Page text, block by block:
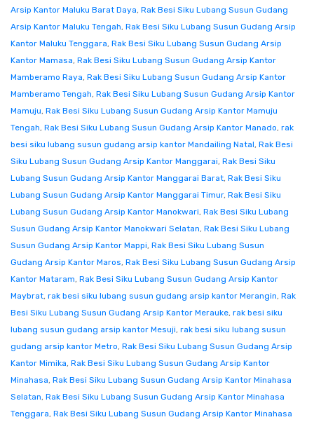
Arsip Kantor Maluku Barat Daya, Rak Besi Siku Lubang Susun Gudang
Arsip Kantor Maluku Tengah, Rak Besi Siku Lubang Susun Gudang Arsip
Kantor Maluku Tenggara, Rak Besi Siku Lubang Susun Gudang Arsip
Kantor Mamasa, Rak Besi Siku Lubang Susun Gudang Arsip Kantor
Mamberamo Raya, Rak Besi Siku Lubang Susun Gudang Arsip Kantor
Mamberamo Tengah, Rak Besi Siku Lubang Susun Gudang Arsip Kantor
Mamuju, Rak Besi Siku Lubang Susun Gudang Arsip Kantor Mamuju
Tengah, Rak Besi Siku Lubang Susun Gudang Arsip Kantor Manado, rak
besi siku lubang susun gudang arsip kantor Mandailing Natal, Rak Besi
Siku Lubang Susun Gudang Arsip Kantor Manggarai, Rak Besi Siku
Lubang Susun Gudang Arsip Kantor Manggarai Barat, Rak Besi Siku
Lubang Susun Gudang Arsip Kantor Manggarai Timur, Rak Besi Siku
Lubang Susun Gudang Arsip Kantor Manokwari, Rak Besi Siku Lubang
Susun Gudang Arsip Kantor Manokwari Selatan, Rak Besi Siku Lubang
Susun Gudang Arsip Kantor Mappi, Rak Besi Siku Lubang Susun
Gudang Arsip Kantor Maros, Rak Besi Siku Lubang Susun Gudang Arsip
Kantor Mataram, Rak Besi Siku Lubang Susun Gudang Arsip Kantor
Maybrat, rak besi siku lubang susun gudang arsip kantor Merangin, Rak
Besi Siku Lubang Susun Gudang Arsip Kantor Merauke, rak besi siku
lubang susun gudang arsip kantor Mesuji, rak besi siku lubang susun
gudang arsip kantor Metro, Rak Besi Siku Lubang Susun Gudang Arsip
Kantor Mimika, Rak Besi Siku Lubang Susun Gudang Arsip Kantor
Minahasa, Rak Besi Siku Lubang Susun Gudang Arsip Kantor Minahasa
Selatan, Rak Besi Siku Lubang Susun Gudang Arsip Kantor Minahasa
Tenggara, Rak Besi Siku Lubang Susun Gudang Arsip Kantor Minahasa